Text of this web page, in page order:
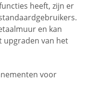
heeft, zijn er
en kan
upgraden van het
voor